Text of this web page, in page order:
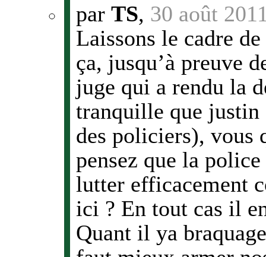
par TS, 30 août
Laissons le cadre
ça, jusqu’à preuve
juge qui a rendu la
tranquille que justin
des policiers), vous
pensez que la
lutter efficacement
ici ? En tout cas il
Quant il ya